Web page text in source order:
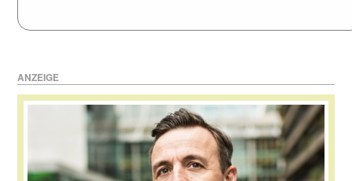
ANZEIGE